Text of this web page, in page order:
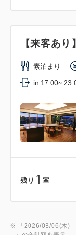
【来客あ
素泊まり
in 17:00~
残り 1 室
※ 「 2026/08/06(木) -